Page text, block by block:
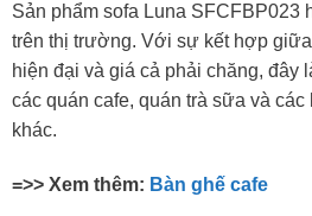
Sản phẩm sofa Luna SFCFBP023
trên thị trường. Với sự kết hợp
hiện đại và giá cả phải chăng, đây
các quán cafe, quán trà sữa và
khác.
=>> Xem thêm: Bàn ghế cafe